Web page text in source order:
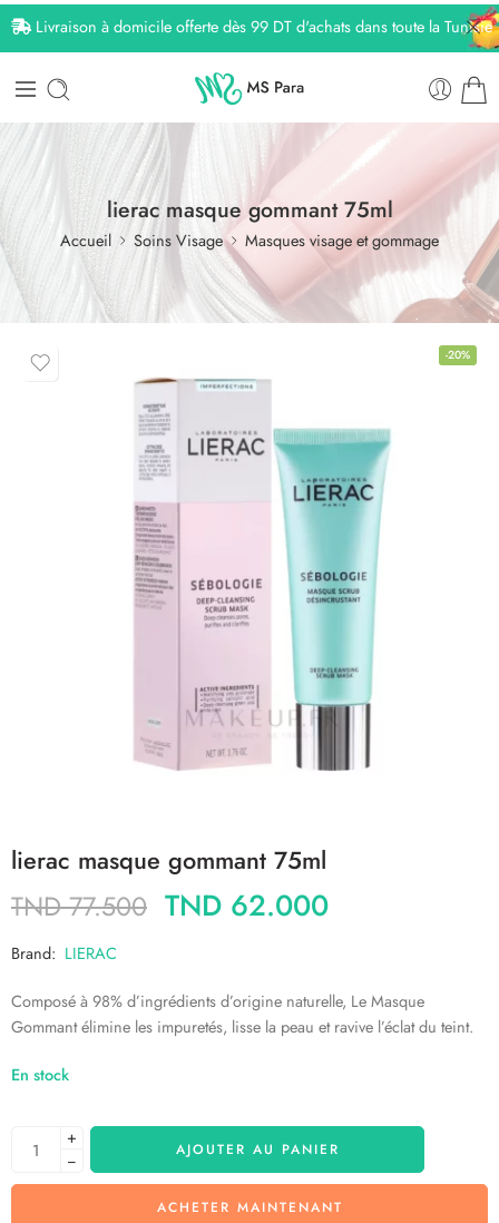
Livraison à domicile offerte dès 99 DT d'achats dans toute la Tunisie
lierac masque gommant 75ml
Accueil Soins Visage Masques visage et gommage
-20%
lierac masque gommant 75ml
TND77.500 TND 62.000
Brand: LIERAC
Composé à 98% d’ingrédients d’origine naturelle, Le Masque
Gommant élimine les impuretés, lisse la peau et ravive l’éclat du teint.
En stock
+
−
AJOUTER AU PANIER
ACHETER MAINTENANT